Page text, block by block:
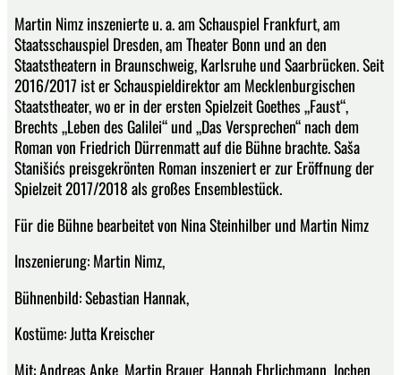
Martin Nimz inszenierte u. a. am Schauspiel Frankfurt, am
Staatsschauspiel Dresden, am Theater Bonn und an den
Staatstheatern in Braunschweig, Karlsruhe und Saarbrücken. Seit
2016/2017 ist er Schauspieldirektor am Mecklenburgischen
Staatstheater, wo er in der ersten Spielzeit Goethes „Faust“,
Brechts „Leben des Galilei“ und „Das Versprechen“ nach dem
Roman von Friedrich Dürrenmatt auf die Bühne brachte. Saša
Stanišićs preisgekrönten Roman inszeniert er zur Eröffnung der
Spielzeit 2017/2018 als großes Ensemblestück.
Für die Bühne bearbeitet von Nina Steinhilber und Martin Nimz
Inszenierung: Martin Nimz,
Bühnenbild: Sebastian Hannak,
Kostüme: Jutta Kreischer
Mit: Andreas Anke, Martin Brauer, Hannah Ehrlichmann, Jochen